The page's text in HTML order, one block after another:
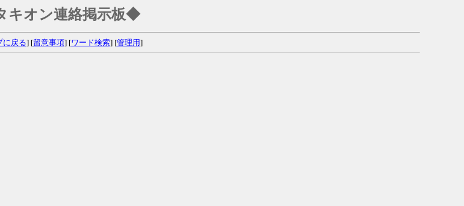
キオン連絡掲示板◆
に戻る] [留意事項] [ワード検索] [管理用]